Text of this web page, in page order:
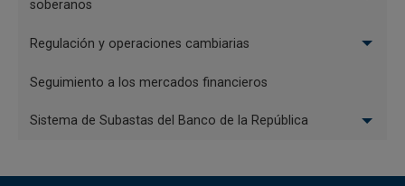
soberanos
Regulación y operaciones cambiarias
Seguimiento a los mercados financieros
Sistema de Subastas del Banco de la República